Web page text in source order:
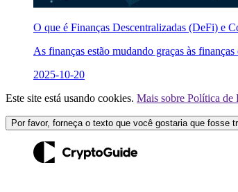
O que é Finanças Descentralizadas (DeFi) e
As finanças estão mudando graças às
2025-10-20
Este site está usando cookies. Mais sobre Política de
Por favor, forneça o texto que você gostaria que fosse